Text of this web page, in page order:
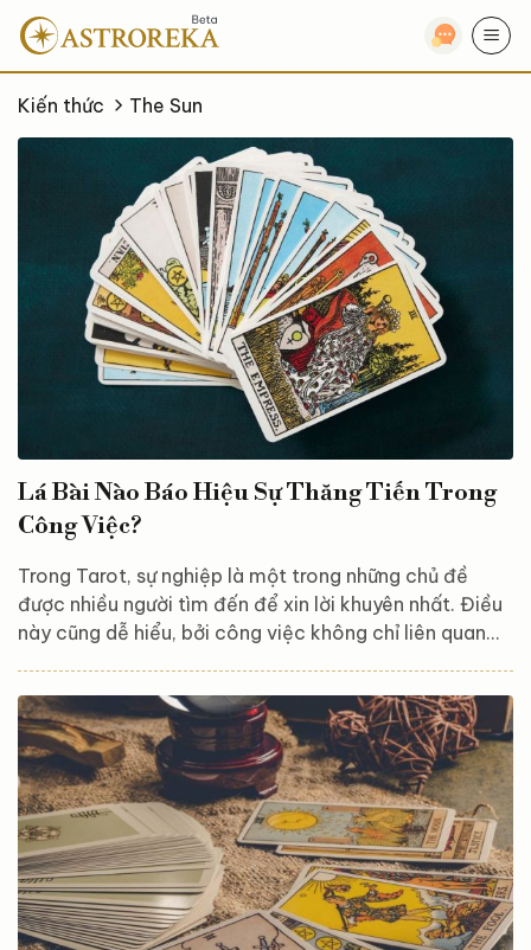
qua
nội
dungKiến thức The Sun
Lá Bài Nào Báo Hiệu Sự Thăng Tiến Trong
Công Việc?
Trong Tarot, sự nghiệp là một trong những chủ đề
được nhiều người tìm đến để xin lời khuyên nhất. Điều
này cũng dễ hiểu, bởi công việc không chỉ liên quan
những câu hỏi quen thuộc khi trải bài là: “Liệu mình có
cơ hội thăng tiến trong công việc không?” Câu hỏi này
thường xuất hiện khi bạn: Đang chờ đợi một đợt đánh
giá năng lực. Chuẩn bị ứng tuyển hoặc phỏng vấn...